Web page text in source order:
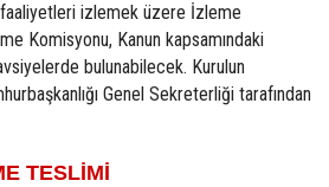
izlemek üzere İzleme
Komisyonu, Kanun kapsamındaki
bulunabilecek. Kurulun
Genel Sekreterliği tarafından
TESLİMİ